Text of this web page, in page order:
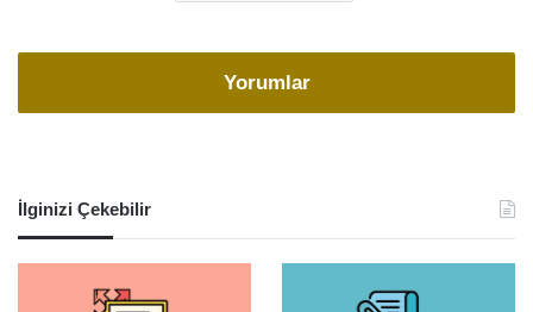
Yorumlar
İlginizi Çekebilir